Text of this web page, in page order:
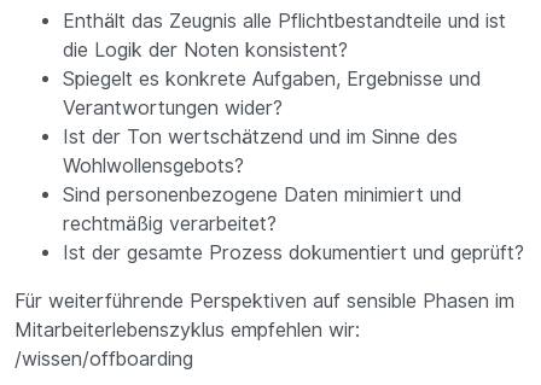
Enthält das Zeugnis alle Pflichtbestandteile und ist
die Logik der Noten konsistent?
Spiegelt es konkrete Aufgaben, Ergebnisse und
Verantwortungen wider?
Ist der Ton wertschätzend und im Sinne des
Wohlwollensgebots?
Sind personenbezogene Daten minimiert und
rechtmäßig verarbeitet?
Ist der gesamte Prozess dokumentiert und geprüft?
Für weiterführende Perspektiven auf sensible Phasen im
Mitarbeiterlebenszyklus empfehlen wir:
/wissen/offboarding